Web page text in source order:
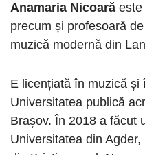
Anamaria Nicoară este
precum și profesoară
muzică modernă din
E licențiată în muzică și
Universitatea publică
Brașov. În 2018 a făcut
Universitatea din